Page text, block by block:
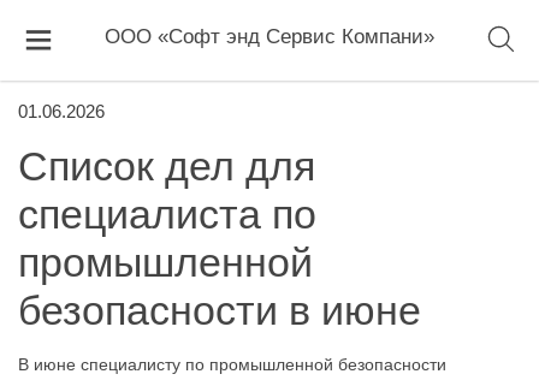
ООО «Софт энд Сервис Компани»
01.06.2026
Список дел для
специалиста по
промышленной
безопасности в июне
В июне специалисту по промышленной безопасности